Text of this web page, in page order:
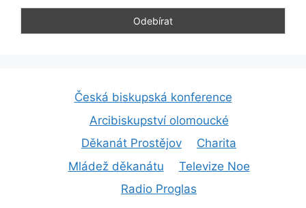
Česká biskupská konference
Arcibiskupství olomoucké
Děkanát Prostějov
Charita
Mládež děkanátu
Televize Noe
Radio Proglas